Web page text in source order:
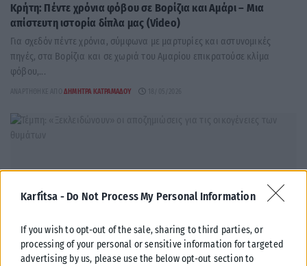
Karfitsa - Do Not Process My Personal Information
If you wish to opt-out of the sale, sharing to third parties, or
processing of your personal or sensitive information for targeted
advertising by us, please use the below opt-out section to
Κρήτη: Πέντε χρόνια φόβου σε Βορίζια και Αμάρι – Μια
απίστευτη ιστορία δίπλα μας (Video)
Για σχεδόν πέντε χρόνια, σύμφωνα με μαρτυρίες και αστυνομικές
πηγές, στα Βορίζια και σε χωριά του Αμαρίου επικρατούσε κλίμα
φόβου,...
ΑΝΑΡΤΉΘΗΚΕ ΑΠΌ ΔΉΜΗΤΡΑ ΚΑΤΡΑΜΆΔΟΥ